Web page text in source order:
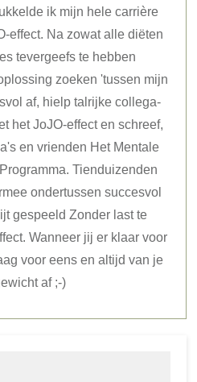
ik mijn hele carrière
effect. Na zowat alle diëten
tevergeefs te hebben
zoeken 'tussen mijn
af, hielp talrijke collega-
het JoJO-effect en schreef,
en vrienden Het Mentale
Tienduizenden
ondertussen succesvol
gespeeld Zonder last te
Wanneer jij er klaar voor
voor eens en altijd van je
af ;-)